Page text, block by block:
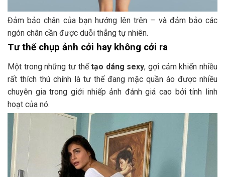
Đảm bảo chân của bạn hướng lên trên – và đảm bảo các
ngón chân cần được duỗi thẳng tự nhiên.
Tư thế chụp ảnh cởi hay không cởi ra
Một trong những tư thếtạo dáng sexy, gợi cảm khiến nhiều
rất thích thú chính là tư thế đang mặc quần áo được nhiều
chuyên gia trong giới nhiếp ảnh đánh giá cao bởi tính linh
hoạt của nó.